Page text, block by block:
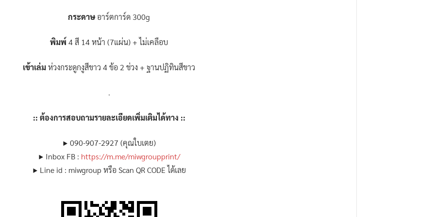
กระดาษอาร์ตการ์ด 300g
พิมพ์ 4 สี 14 หน้า (7แผ่น) + ไม่เคลือบ
เข้าเล่ม ห่วงกระดูกงูสีขาว 4 ข้อ 2 ช่วง + ฐานปฏิทินสีขาว
.
:: ต้องการสอบถามรายละเอียดเพิ่มเติมได้ทาง ::
▶ 090-907-2927 (คุณใบเตย)
▶ Inbox FB : https://m.me/miwgroupprint/
▶ Line id : miwgroup หรือ Scan QR CODE ได้เลย